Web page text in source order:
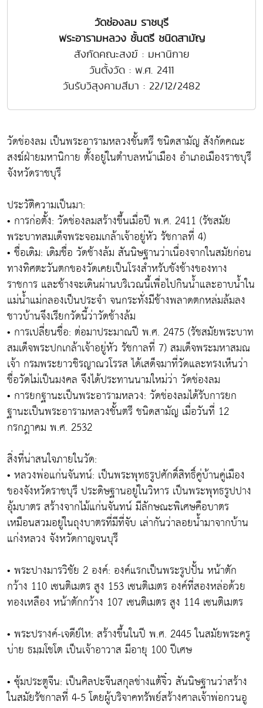
วัดช่องลม ราชบุรี
พระอารามหลวง ชั้นตรี ชนิดสามัญ
สังกัดคณะสงฆ์ : มหานิกาย
วันตั้งวัด : พ.ศ. 2411
วันรับวิสุงคามสีมา : 22/12/2482
วัดช่องลม เป็นพระอารามหลวงชั้นตรี ชนิดสามัญ สังกัดคณะ
สงฆ์ฝ่ายมหานิกาย ตั้งอยู่ในตำบลหน้าเมือง อำเภอเมืองราชบุรี
จังหวัดราชบุรี
ประวัติความเป็นมา:
• การก่อตั้ง: วัดช่องลมสร้างขึ้นเมื่อปี พ.ศ. 2411 (รัชสมัย
พระบาทสมเด็จพระจอมเกล้าเจ้าอยู่หัว รัชกาลที่ 4)
• ชื่อเดิม: เดิมชื่อ วัดช้างล้ม สันนิษฐานว่าเนื่องจากในสมัยก่อน
ทางทิศตะวันตกของวัดเคยเป็นโรงสำหรับขังช้างของทาง
ราชการ และช้างจะเดินผ่านบริเวณนี้เพื่อไปกินน้ำและอาบน้ำใน
แม่น้ำแม่กลองเป็นประจำ จนกระทั่งมีช้างพลาดตกหล่มล้มลง
ชาวบ้านจึงเรียกวัดนี้ว่าวัดช้างล้ม
• การเปลี่ยนชื่อ: ต่อมาประมาณปี พ.ศ. 2475 (รัชสมัยพระบาท
สมเด็จพระปกเกล้าเจ้าอยู่หัว รัชกาลที่ 7) สมเด็จพระมหาสมณ
เจ้า กรมพระยาวชิรญาณวโรรส ได้เสด็จมาที่วัดและทรงเห็นว่า
ชื่อวัดไม่เป็นมงคล จึงได้ประทานนามใหม่ว่า วัดช่องลม
• การยกฐานะเป็นพระอารามหลวง: วัดช่องลมได้รับการยก
ฐานะเป็นพระอารามหลวงชั้นตรี ชนิดสามัญ เมื่อวันที่ 12
กรกฎาคม พ.ศ. 2532
สิ่งที่น่าสนใจภายในวัด:
• หลวงพ่อแก่นจันทน์: เป็นพระพุทธรูปศักดิ์สิทธิ์คู่บ้านคู่เมือง
ของจังหวัดราชบุรี ประดิษฐานอยู่ในวิหาร เป็นพระพุทธรูปปาง
อุ้มบาตร สร้างจากไม้แก่นจันทน์ มีลักษณะพิเศษคือบาตร
เหมือนสวมอยู่ในถุงบาตรที่มีที่จับ เล่ากันว่าลอยน้ำมาจากบ้าน
แก่งหลวง จังหวัดกาญจนบุรี
• พระปางมารวิชัย 2 องค์: องค์แรกเป็นพระรูปปั้น หน้าตัก
กว้าง 110 เซนติเมตร สูง 153 เซนติเมตร องค์ที่สองหล่อด้วย
ทองเหลือง หน้าตักกว้าง 107 เซนติเมตร สูง 114 เซนติเมตร
• พระปรางค์-เจดีย์ไห: สร้างขึ้นในปี พ.ศ. 2445 ในสมัยพระครู
บ่าย ธมฺมโชโต เป็นเจ้าอาวาส มีอายุ 100 ปีเศษ
• ซุ้มประตูจีน: เป็นศิลปะจีนสกุลช่างแต้จิ๋ว สันนิษฐานว่าสร้าง
ในสมัยรัชกาลที่ 4-5 โดยผู้บริจาคทรัพย์สร้างศาลเจ้าพ่อกวนอู